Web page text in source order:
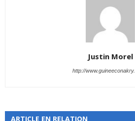
Justin Morel
http://
ARTICLE EN RELATION